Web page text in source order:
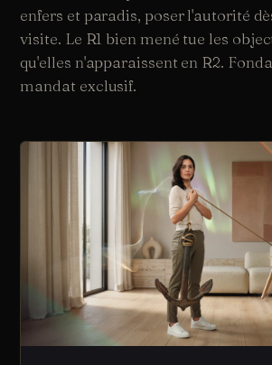
enfers et paradis, poser l'autorité
visite. Le R1 bien mené tue les
qu'elles n'apparaissent en R2.
mandat exclusif.